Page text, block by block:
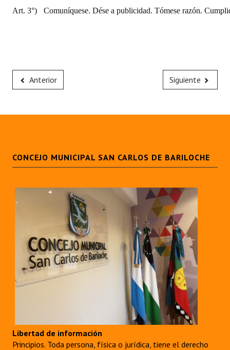
Art. 3°) Comuníquese. Dése a publicidad. Tómese razón.
Anterior Siguiente
CONCEJO MUNICIPAL SAN CARLOS DE BARILOCHE
Libertad de información
Principios. Toda persona, física o jurídica, tiene el derecho